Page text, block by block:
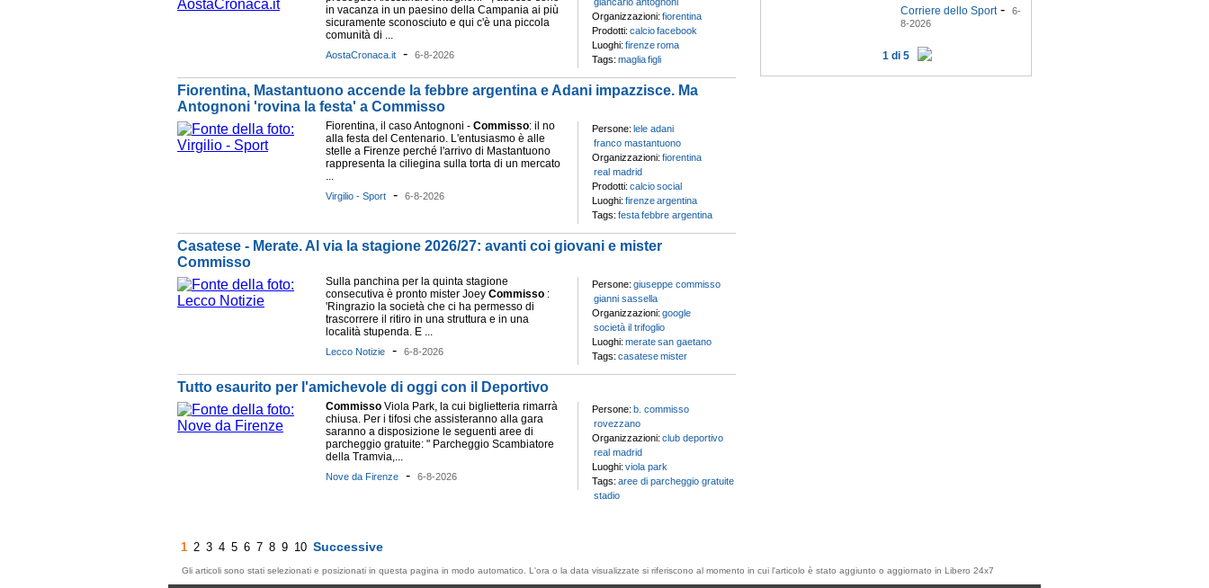
in vacanza in un paesino della Campania ai più
sicuramente sconosciuto e qui c'è una piccola
comunità di ...
AostaCronaca.it - 6-8-2026
Organizzazioni: fiorentina
Prodotti: calciofacebook
Luoghi: firenzeroma
Tags: magliafigli
Fiorentina, Mastantuono accende la febbre argentina e Adani impazzisce. Ma
Antognoni 'rovina la festa' a Commisso
Fiorentina, il caso Antognoni - Commisso: il no
alla festa del Centenario. L'entusiasmo è alle
stelle a Firenze perché l'arrivo di Mastantuono
rappresenta la ciliegina sulla torta di un mercato
...
Virgilio - Sport - 6-8-2026
Persone: lele adani
franco mastantuono
Organizzazioni: fiorentina
real madrid
Prodotti: calciosocial
Luoghi: firenzeargentina
Tags: festafebbre argentina
Casatese - Merate. Al via la stagione 2026/27: avanti coi giovani e mister
Commisso
Sulla panchina per la quinta stagione
consecutiva è pronto mister Joey Commisso :
'Ringrazio la società che ci ha permesso di
trascorrere il ritiro in una struttura e in una
località stupenda. E ...
Lecco Notizie - 6-8-2026
Persone: giuseppe commisso
gianni sassella
Organizzazioni: google
società il trifoglio
Luoghi: meratesan gaetano
Tags: casatesemister
Tutto esaurito per l'amichevole di oggi con il Deportivo
Commisso Viola Park, la cui biglietteria rimarrà
chiusa. Per i tifosi che assisteranno alla gara
saranno a disposizione le seguenti aree di
parcheggio gratuite: " Parcheggio Scambiatore
della Tramvia,...
Nove da Firenze - 6-8-2026
Persone: b. commisso
rovezzano
Organizzazioni: club deportivo
real madrid
Luoghi: viola park
Tags: aree di parcheggio gratuite
stadio
1 2 3 4 5 6 7 8 9 10 Successive
Corriere dello Sport-
6-
8-2026
1 di 5
Gli articoli sono stati selezionati e posizionati in questa pagina in modo automatico. L'ora o la data visualizzate si riferiscono al momento in cui l'articolo è stato aggiunto o aggiornato in Libero 24x7